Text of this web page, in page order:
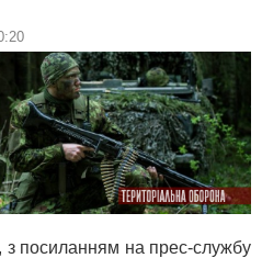
з посиланням на прес-службу